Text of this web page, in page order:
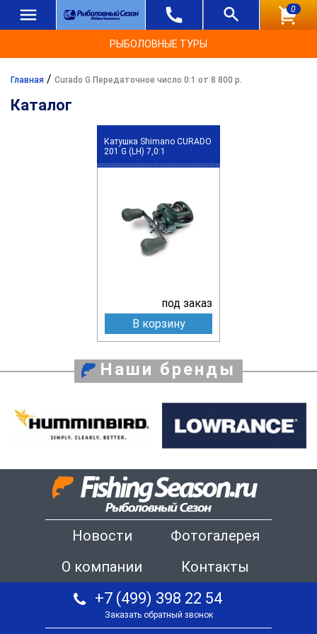
0
РЫБОЛОВНЫЕ ТУРЫ
Главная / Curado G Передаточное число 0:1 от 8 800 р.
Каталог
Катушка Shimano CURADO
201 G (LH) 7,0:1
под заказ
В корзину
Наши бренды
Новости
Фотогалерея
О компании
Контакты
+7 (499) 398 22 54
Заказать обратный звонок